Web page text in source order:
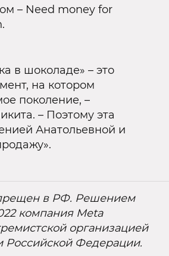
– Need money for
в шоколаде» – это
на котором
поколение, –
– Поэтому эта
Анатольевной и
в РФ. Решением
компания Meta
организацией
Российской Федерации.